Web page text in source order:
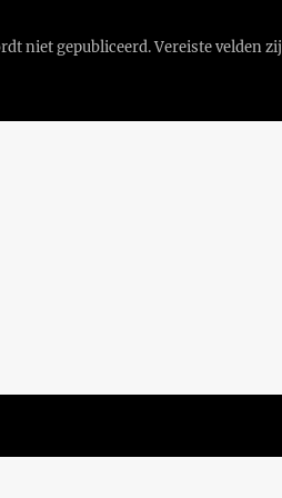
niet gepubliceerd.Vereiste velden